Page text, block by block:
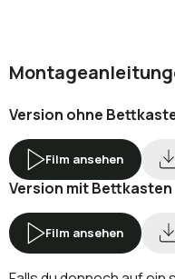
Version ohne
Film ansehen
Version mit Bettkasten
Film ansehen